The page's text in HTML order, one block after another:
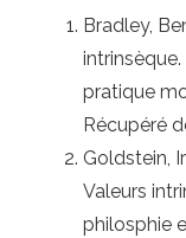
Bradley,
pratique
Récupéré
Goldstein,
Valeurs
philosphie